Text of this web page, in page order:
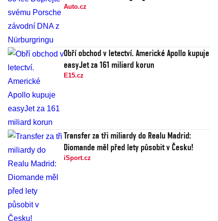
Auto.cz
Obří obchod v letectví. Americké Apollo kupuje
easyJet za 161 miliard korun
E15.cz
Transfer za tři miliardy do Realu Madrid:
Diomande měl před lety působit v Česku!
iSport.cz